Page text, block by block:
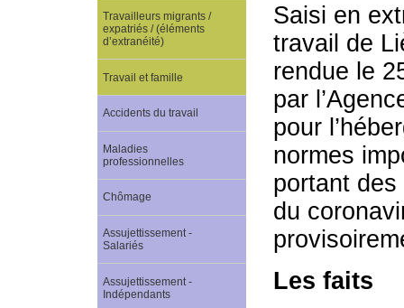
Saisi en
travail de
rendue le
par
pour
normes
portant des
du
Les faits
Travailleurs migrants /
expatriés / (éléments
d’extranéité)
Travail et famille
Accidents du travail
Maladies
professionnelles
Chômage
Assujettissement -
Salariés
Assujettissement -
Indépendants